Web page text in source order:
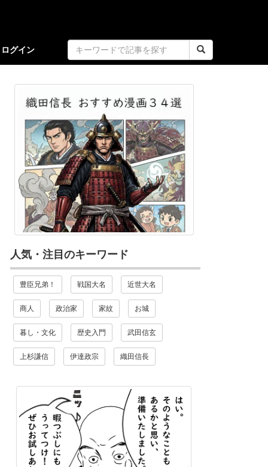
ログイン
人気・注目のキーワード
豊臣兄弟！ 戦国大名 近世大名
商人 政治家 家紋 お城
暮し・文化 歴史入門 武田信玄
上杉謙信 伊達政宗 織田信長